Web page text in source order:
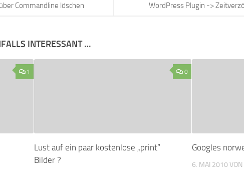
WordPress Plugin ->
Commandline löschen
INTERESSANT …
1 0
Lust auf ein paar kostenlose „print“
Bilder ?
Googles
6. MAI 2010 VON